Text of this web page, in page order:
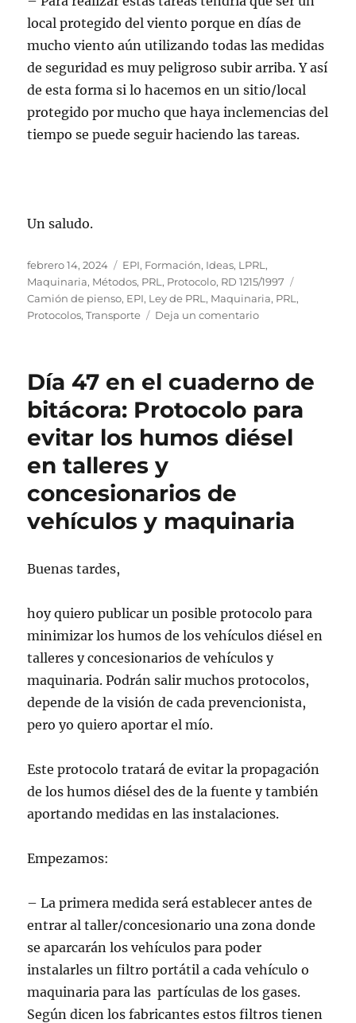
local protegido del viento porque en días de
mucho viento aún utilizando todas las medidas
de seguridad es muy peligroso subir arriba. Y así
de esta forma si lo hacemos en un sitio/local
protegido por mucho que haya inclemencias del
tiempo se puede seguir haciendo las tareas.
Un saludo.
Publicado
el
febrero 14, 2024 Categorías
EPI, Formación, Ideas, LPRL,
Maquinaria, Métodos, PRL, Protocolo, RD 1215/1997
Camión de pienso, EPI, Ley de PRL, Maquinaria, PRL,
Protocolos,Transporte Deja un comentarioen
el
de
bitácora:
Medidas
las
caídas
Día 47 en el cuaderno de
bitácora: Protocolo para
evitar los humos diésel
en talleres y
concesionarios de
vehículos y maquinaria
Buenas tardes,
hoy quiero publicar un posible protocolo para
minimizar los humos de los vehículos diésel en
talleres y concesionarios de vehículos y
maquinaria. Podrán salir muchos protocolos,
depende de la visión de cada prevencionista,
pero yo quiero aportar el mío.
Este protocolo tratará de evitar la propagación
de los humos diésel des de la fuente y también
aportando medidas en las instalaciones.
Empezamos:
– La primera medida será establecer antes de
entrar al taller/concesionario una zona donde
se aparcarán los vehículos para poder
instalarles un filtro portátil a cada vehículo o
maquinaria para las partículas de los gases.
Según dicen los fabricantes estos filtros tienen